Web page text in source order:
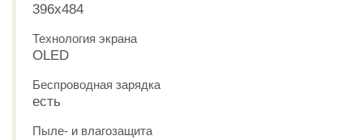
396x484
Технология экрана
OLED
Беспроводная зарядка
есть
Пыле- и влагозащита